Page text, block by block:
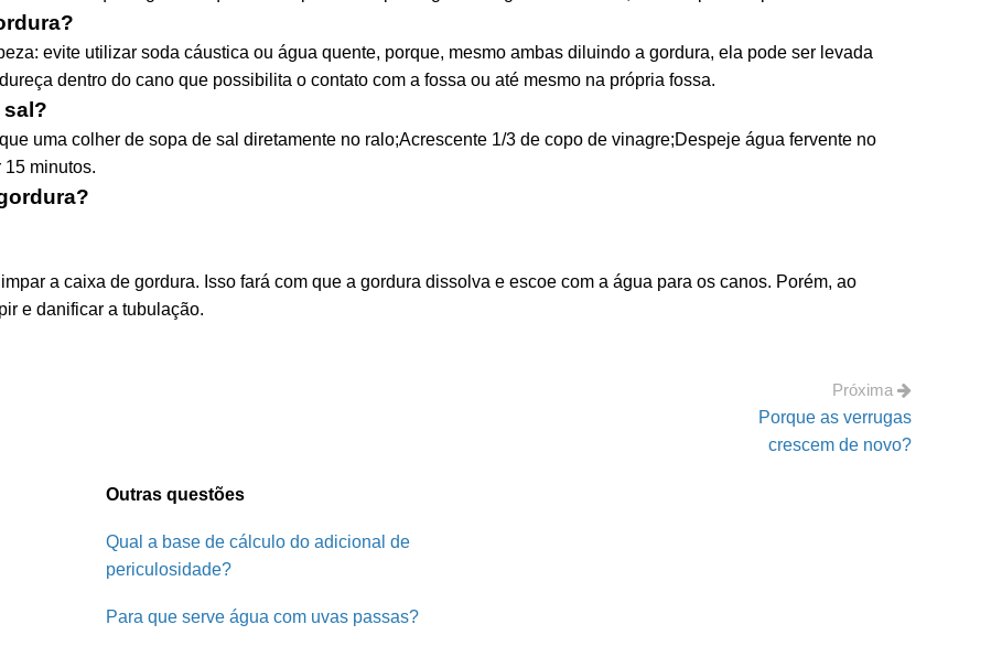
evite utilizar soda cáustica ou água quente, porque, mesmo ambas diluindo a gordura, ela pode ser levada
dentro do cano que possibilita o contato com a fossa ou até mesmo na própria fossa.
uma colher de sopa de sal diretamente no ralo;Acrescente 1/3 de copo de vinagre;Despeje água fervente no
15 minutos.
a caixa de gordura. Isso fará com que a gordura dissolva e escoe com a água para os canos. Porém, ao
e danificar a tubulação.
Próxima
Porque as verrugas
crescem de novo?
Outras questões
Qual a base de cálculo do adicional de
periculosidade?
Para que serve água com uvas passas?